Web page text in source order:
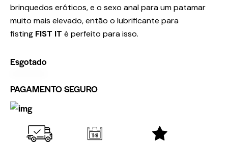
brinquedos eróticos, e o sexo anal para um patamar
muito mais elevado, então o lubrificante para
fisting FIST IT é perfeito para isso.
Esgotado
PAGAMENTO SEGURO